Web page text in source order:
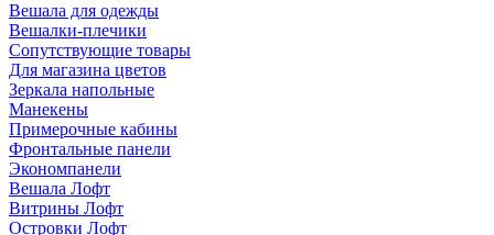
Вешала для одежды
Вешалки-плечики
Сопутствующие товары
Для магазина цветов
Зеркала напольные
Манекены
Примерочные кабины
Фронтальные панели
Экономпанели
Вешала Лофт
Витрины Лофт
Островки Лофт